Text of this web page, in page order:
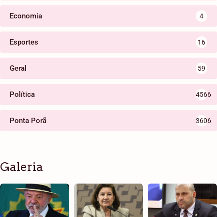
Economia 4
Esportes 16
Geral 59
Política 4566
Ponta Porã 3606
Galeria